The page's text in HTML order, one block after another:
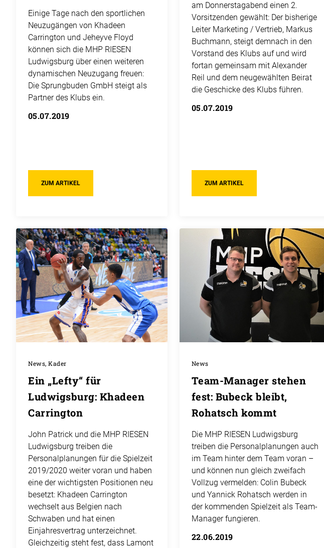
Einige Tage nach den sportlichen
Neuzugängen von Khadeen
Carrington und Jeheyve Floyd
können sich die MHP RIESEN
Ludwigsburg über einen weiteren
dynamischen Neuzugang freuen:
Die Sprungbuden GmbH steigt als
Partner des Klubs ein.
05.07.2019
ZUM ARTIKEL
am Donnerstagabend einen 2.
Vorsitzenden gewählt: Der bisherige
Leiter Marketing / Vertrieb, Markus
Buchmann, steigt demnach in den
Vorstand des Klubs auf und wird
fortan gemeinsam mit Alexander
Reil und dem neugewählten Beirat
die Geschicke des Klubs führen.
05.07.2019
ZUM ARTIKEL
News, Kader
Ein „Lefty“ für
Ludwigsburg: Khadeen
Carrington
John Patrick und die MHP RIESEN
Ludwigsburg treiben die
Personalplanungen für die Spielzeit
2019/2020 weiter voran und haben
eine der wichtigsten Positionen neu
besetzt: Khadeen Carrington
wechselt aus Belgien nach
Schwaben und hat einen
Einjahresvertrag unterzeichnet.
Gleichzeitig steht fest, dass Lamont
News
Team-Manager stehen
fest: Bubeck bleibt,
Rohatsch kommt
Die MHP RIESEN Ludwigsburg
treiben die Personalplanungen auch
im Team hinter dem Team voran –
und können nun gleich zweifach
Vollzug vermelden: Colin Bubeck
und Yannick Rohatsch werden in
der kommenden Spielzeit als Team-
Manager fungieren.
22.06.2019